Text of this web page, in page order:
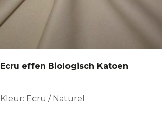
Ecru effen Biologisch Katoen
Kleur: Ecru / Naturel